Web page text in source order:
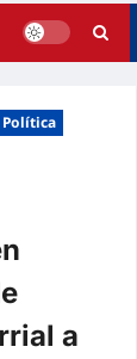
Política
a